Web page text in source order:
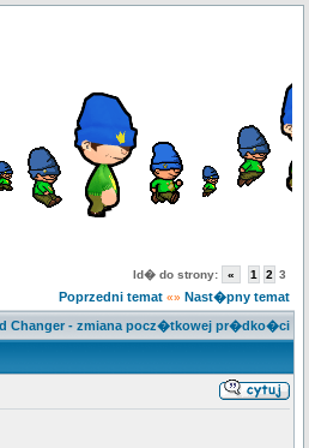
Id� do strony: « 1 2 3
Poprzedni temat «» Nast�pny temat
Changer - zmiana pocz�tkowej pr�dko�ci